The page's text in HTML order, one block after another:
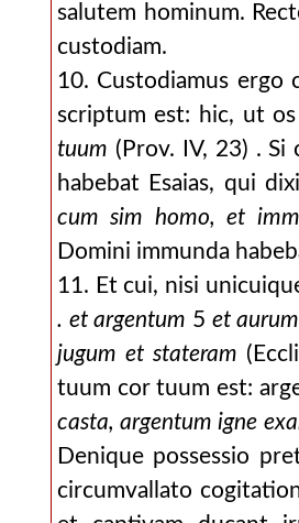
salutem hominum.
custodiam.
10. Custodiamus ergo
scriptum est: hic, ut
tuum (Prov. IV, 23) .
habebat Esaias, qui
cum sim homo, et
Domini immunda
11. Et cui, nisi
. et argentum 5 et
jugum et stateram
tuum cor tuum est:
casta, argentum igne
Denique possessio
circumvallato